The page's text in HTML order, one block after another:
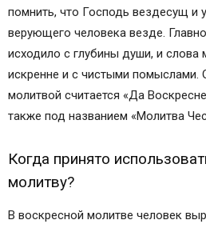
Смысл воскресного
богослужения
Постановления соборов
Цель церковной молитвы
Суть воскресной молитвы
Про воскресные стихиры и
Что такое воскресная молитва
Как читать данную молитву
молитву?
помнить, что Господь вездесущ и
верующего человека везде.
исходило с глубины души, и слова
искренне и с чистыми помыслами.
молитвой считается «Да
также под названием «Молитва
Когда принято
молитву?
В воскресной молитве человек